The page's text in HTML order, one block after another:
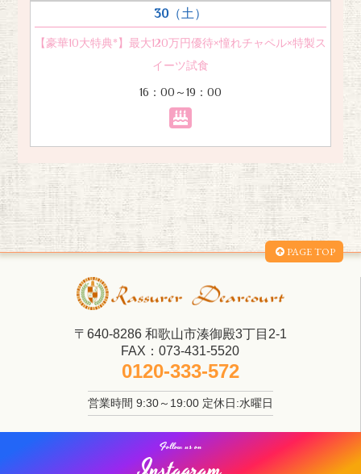
30（土）
【豪華10大特典*】最大120万円優待×憧れチャペル×特製ス
イーツ試食
16：00～19：00
PAGE TOP
〒640-8286 和歌山市湊御殿3丁目2-1
FAX：073-431-5520
0120-333-572
営業時間 9:30～19:00 定休日:水曜日
Follow us on